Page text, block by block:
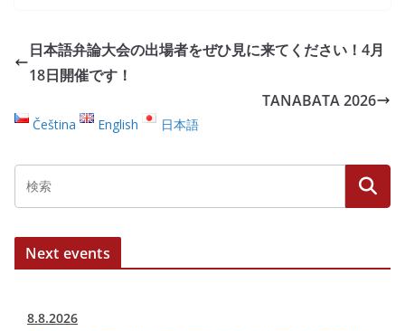
日本語弁論大会の出場者をぜひ見に来てください！4月
18日開催です！
TANABATA 2026
Čeština English 日本語
Next events
8.8.2026